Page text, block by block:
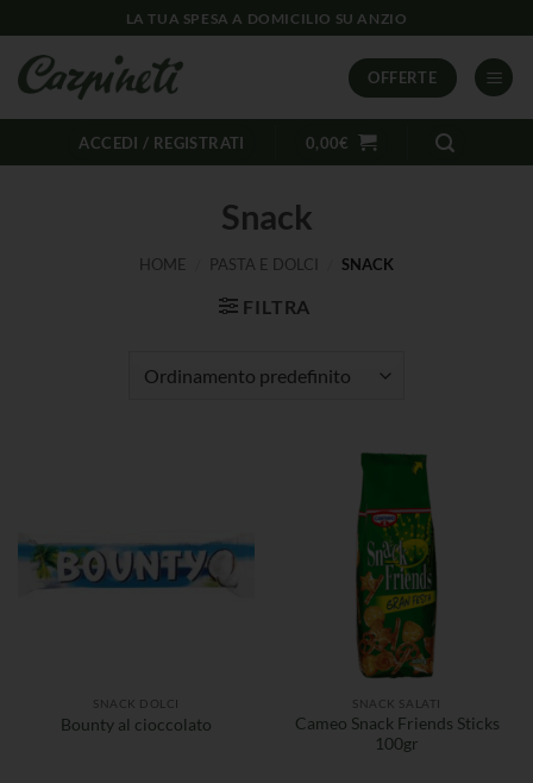
LA TUA SPESA A DOMICILIO SU ANZIO
OFFERTE
ACCEDI / REGISTRATI 0,00€
Snack
HOME PASTA E DOLCI SNACK
FILTRA
SNACK DOLCI
Bounty al cioccolato
SNACK SALATI
Cameo Snack Friends Sticks
100gr